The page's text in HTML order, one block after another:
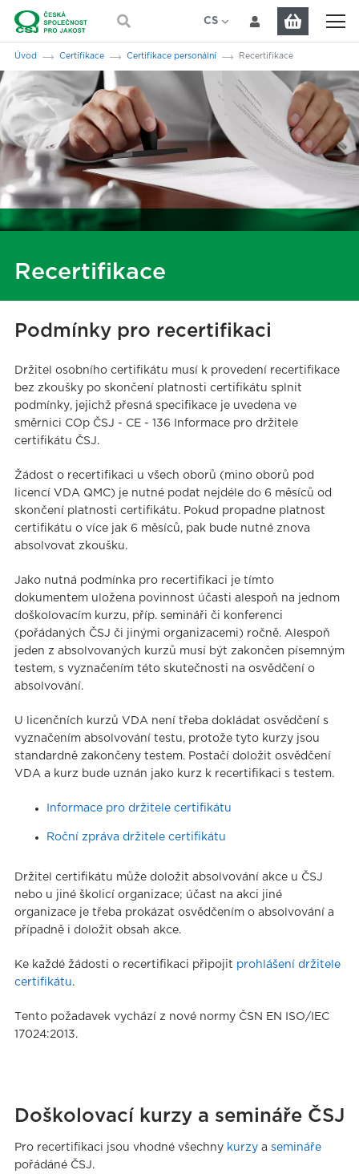
Přeskočit na hlavní obsah
CS
EN
Jsi tady:
Úvod Certifikace Certifikace personální Recertifikace
Recertifikace
Podmínky pro recertifikaci
Držitel osobního certifikátu musí k provedení recertifikace
bez zkoušky po skončení platnosti certifikátu splnit
podmínky, jejichž přesná specifikace je uvedena ve
směrnici COp ČSJ - CE - 136 Informace pro držitele
certifikátu ČSJ.
Žádost o recertifikaci u všech oborů (mino oborů pod
licencí VDA QMC) je nutné podat nejdéle do 6 měsíců od
skončení platnosti certifikátu. Pokud propadne platnost
certifikátu o více jak 6 měsíců, pak bude nutné znova
absolvovat zkoušku.
Jako nutná podmínka pro recertifikaci je tímto
dokumentem uložena povinnost účasti alespoň na jednom
doškolovacím kurzu, příp. semináři či konferenci
(pořádaných ČSJ či jinými organizacemi) ročně. Alespoň
jeden z absolvovaných kurzů musí být zakončen písemným
testem, s vyznačením této skutečnosti na osvědčení o
absolvování.
U licenčních kurzů VDA není třeba dokládat osvědčení s
vyznačením absolvování testu, protože tyto kurzy jsou
standardně zakončeny testem. Postačí doložit osvědčení
VDA a kurz bude uznán jako kurz k recertifikaci s testem.
Informace pro držitele certifikátu
Roční zpráva držitele certifikátu
Držitel certifikátu může doložit absolvování akce u ČSJ
nebo u jiné školicí organizace; účast na akci jiné
organizace je třeba prokázat osvědčením o absolvování a
případně i doložit obsah akce.
Ke každé žádosti o recertifikaci připojit prohlášení držitele
certifikátu.
Tento požadavek vychází z nové normy ČSN EN ISO/IEC
17024:2013.
Doškolovací kurzy a semináře ČSJ
Pro recertifikaci jsou vhodné všechny kurzya semináře
pořádáné ČSJ.